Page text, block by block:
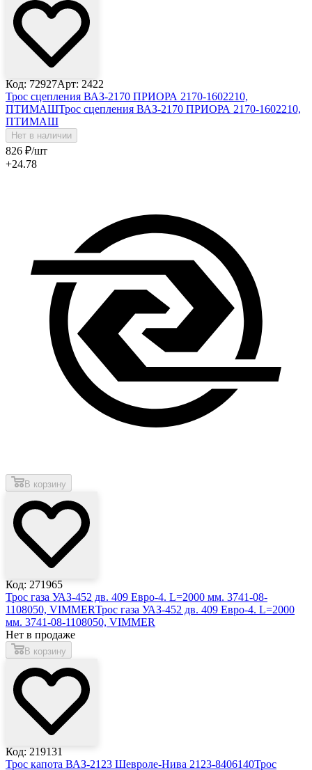
Код: 72927Арт: 2422
Трос сцепления ВАЗ-2170 ПРИОРА 2170-1602210,
ПТИМАШТрос сцепления ВАЗ-2170 ПРИОРА 2170-1602210,
ПТИМАШ
Нет в наличии
826 ₽/шт
+24.78
В корзину
Код: 271965
Трос газа УАЗ-452 дв. 409 Евро-4. L=2000 мм. 3741-08-
1108050, VIMMERТрос газа УАЗ-452 дв. 409 Евро-4. L=2000
мм. 3741-08-1108050, VIMMER
Нет в продаже
В корзину
Код: 219131
Трос капота ВАЗ-2123 Шевроле-Нива 2123-8406140Трос